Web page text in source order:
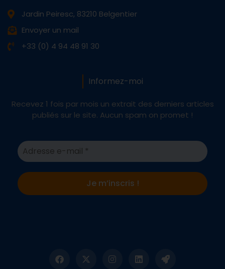
Jardin Peiresc, 83210 Belgentier
Envoyer un mail
+33 (0) 4 94 48 91 30
Informez-moi
Recevez 1 fois par mois un extrait des derniers articles
publiés sur le site. Aucun spam on promet !